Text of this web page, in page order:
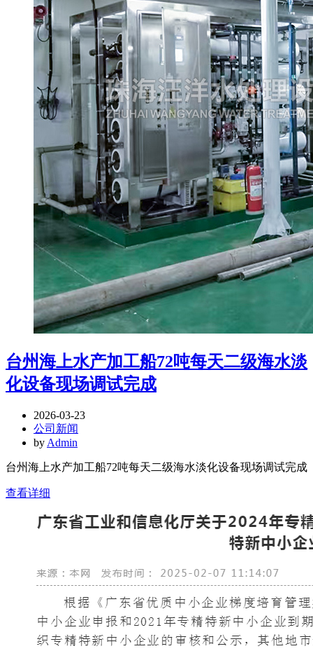
台州海上水产加工船72吨每天二级海水淡
化设备现场调试完成
2026-03-23
公司新闻
by Admin
台州海上水产加工船72吨每天二级海水淡化设备现场调试完成
查看详细